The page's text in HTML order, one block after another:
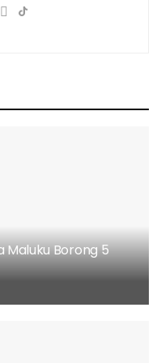
Layani Kawasan Asia
Maluku Borong 5